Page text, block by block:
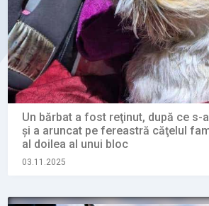
Un bărbat a fost reţinut, după ce s-
şi a aruncat pe fereastră căţelul
al doilea al unui bloc
03.11.2025